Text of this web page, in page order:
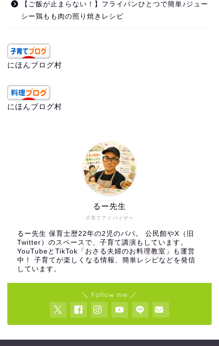
【ご飯が止まらない！】フライパンひとつで簡単♪ジュー
シー鶏もも肉の照り焼きレシピ
にほんブログ村
にほんブログ村
子育てアドバイザー
るー先生
るー先生 保育士歴22年の2児のパパ。 公民館やX（旧
Twitter）のスペースで、子育て講演もしています。
YouTubeとTikTok「おさる夫婦のお料理教室」も運営
中！ 子育てが楽しくなる情報、簡単レシピなどを発信
しています。
＼ Follow me ／